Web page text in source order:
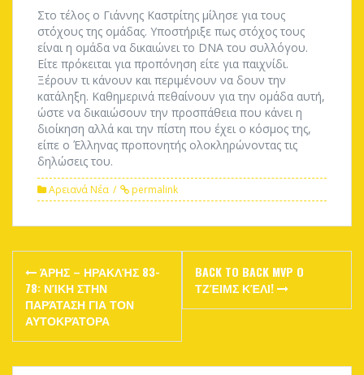
Στο τέλος ο Γιάννης Καστρίτης μίλησε για τους
στόχους της ομάδας. Υποστήριξε πως στόχος τους
είναι η ομάδα να δικαιώνει το DNA του συλλόγου.
Είτε πρόκειται για προπόνηση είτε για παιχνίδι.
Ξέρουν τι κάνουν και περιμένουν να δουν την
κατάληξη. Καθημερινά πεθαίνουν για την ομάδα αυτή,
ώστε να δικαιώσουν την προσπάθεια που κάνει η
διοίκηση αλλά και την πίστη που έχει ο κόσμος της,
είπε ο Έλληνας προπονητής ολοκληρώνοντας τις
δηλώσεις του.
Αρειανά Νέα permalink
Post
navigation
ΆΡΗΣ – ΗΡΑΚΛΉΣ 83-
78: ΝΊΚΗ ΣΤΗΝ
ΠΑΡΆΤΑΣΗ ΓΙΑ ΤΟΝ
ΑΥΤΟΚΡΆΤΟΡΑ
BACK TO BACK MVP O
ΤΖΈΙΜΣ ΚΈΛΙ!